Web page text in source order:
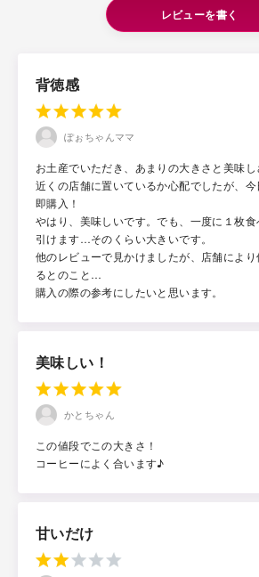
レビューを書く
背徳感
ぽぉちゃんママ
お土産でいただき、あまりの大きさと美味し
近くの店舗に置いているか心配でしたが、
即購入！
やはり、美味しいです。でも、一度に１枚
引けます…そのくらい大きいです。
他のレビューで見かけましたが、店舗によ
るとのこと…
購入の際の参考にしたいと思います。
美味しい！
かとちゃん
この値段でこの大きさ！
コーヒーによく合います♪
甘いだけ